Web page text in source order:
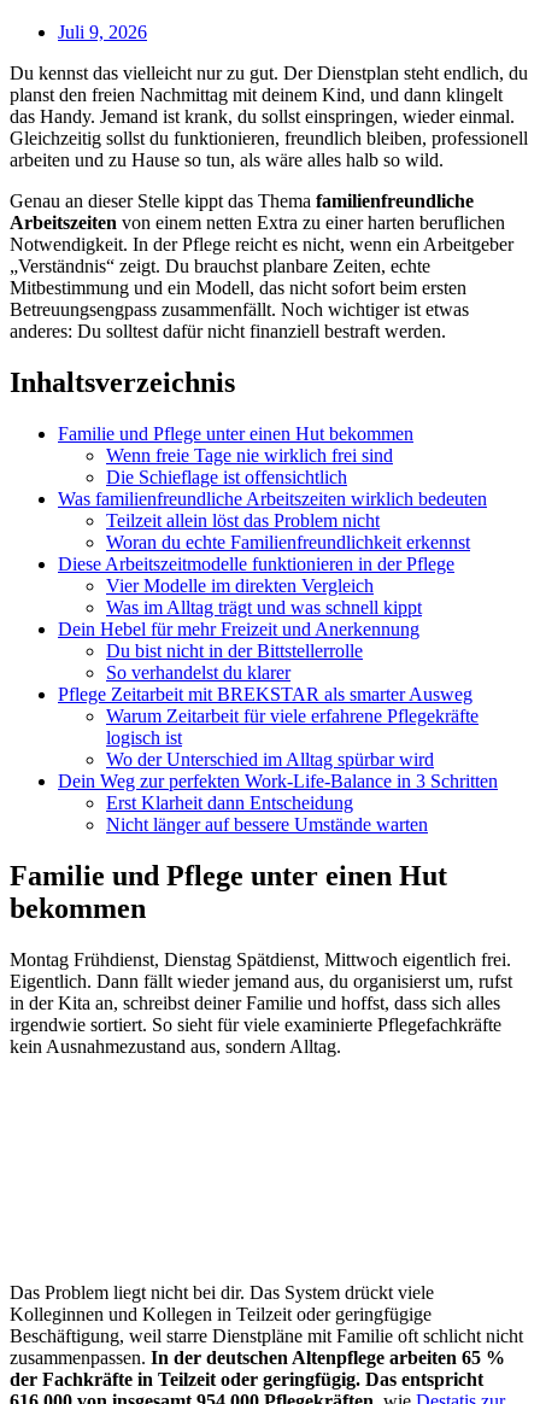
Juli 9, 2026
Du kennst das vielleicht nur zu gut. Der Dienstplan steht endlich, du
planst den freien Nachmittag mit deinem Kind, und dann klingelt
das Handy. Jemand ist krank, du sollst einspringen, wieder einmal.
Gleichzeitig sollst du funktionieren, freundlich bleiben, professionell
arbeiten und zu Hause so tun, als wäre alles halb so wild.
Genau an dieser Stelle kippt das Thema familienfreundliche
Arbeitszeiten von einem netten Extra zu einer harten beruflichen
Notwendigkeit. In der Pflege reicht es nicht, wenn ein Arbeitgeber
„Verständnis“ zeigt. Du brauchst planbare Zeiten, echte
Mitbestimmung und ein Modell, das nicht sofort beim ersten
Betreuungsengpass zusammenfällt. Noch wichtiger ist etwas
anderes: Du solltest dafür nicht finanziell bestraft werden.
Inhaltsverzeichnis
Familie und Pflege unter einen Hut bekommen
Wenn freie Tage nie wirklich frei sind
Die Schieflage ist offensichtlich
Was familienfreundliche Arbeitszeiten wirklich bedeuten
Teilzeit allein löst das Problem nicht
Woran du echte Familienfreundlichkeit erkennst
Diese Arbeitszeitmodelle funktionieren in der Pflege
Vier Modelle im direkten Vergleich
Was im Alltag trägt und was schnell kippt
Dein Hebel für mehr Freizeit und Anerkennung
Du bist nicht in der Bittstellerrolle
So verhandelst du klarer
Pflege Zeitarbeit mit BREKSTAR als smarter Ausweg
Warum Zeitarbeit für viele erfahrene Pflegekräfte
logisch ist
Wo der Unterschied im Alltag spürbar wird
Dein Weg zur perfekten Work-Life-Balance in 3 Schritten
Erst Klarheit dann Entscheidung
Nicht länger auf bessere Umstände warten
Familie und Pflege unter einen Hut
bekommen
Montag Frühdienst, Dienstag Spätdienst, Mittwoch eigentlich frei.
Eigentlich. Dann fällt wieder jemand aus, du organisierst um, rufst
in der Kita an, schreibst deiner Familie und hoffst, dass sich alles
irgendwie sortiert. So sieht für viele examinierte Pflegefachkräfte
kein Ausnahmezustand aus, sondern Alltag.
Das Problem liegt nicht bei dir. Das System drückt viele
Kolleginnen und Kollegen in Teilzeit oder geringfügige
Beschäftigung, weil starre Dienstpläne mit Familie oft schlicht nicht
zusammenpassen. In der deutschen Altenpflege arbeiten 65 %
der Fachkräfte in Teilzeit oder geringfügig. Das entspricht